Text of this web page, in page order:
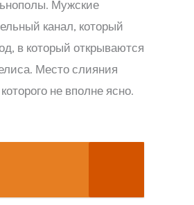
Мужские
канал, который
в который открываются
Место слияния
не вполне ясно.